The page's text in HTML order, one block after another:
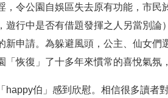
，令公園自娛區失去原有功能，市
遊行中是否有借題發揮之人另當別
新申請。為躲避風頭，公主、仙女
「恢復」了十多年來慣常的喜悅氣氛
happy伯」感到欣慰。相信很多讀者